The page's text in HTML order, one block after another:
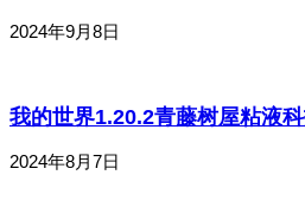
2024年9月8日
我的世界1.20.2青藤树屋粘液
2024年8月7日